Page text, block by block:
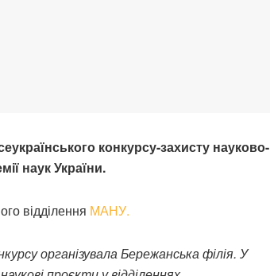
конкурсу-захисту науково-
наук України.
відділення МАНУ.
організувала Бережанська філія. У